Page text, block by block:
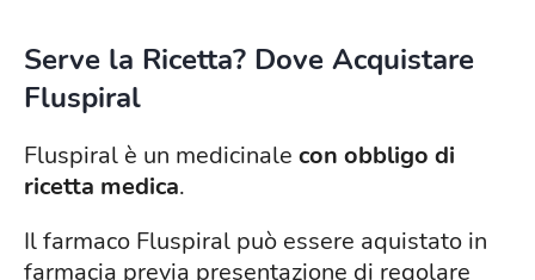
Serve la Ricetta? Dove Acquistare
Fluspiral
Fluspiral è un medicinale con obbligo di
ricetta medica.
Il farmaco Fluspiral può essere aquistato in
farmacia previa presentazione di regolare